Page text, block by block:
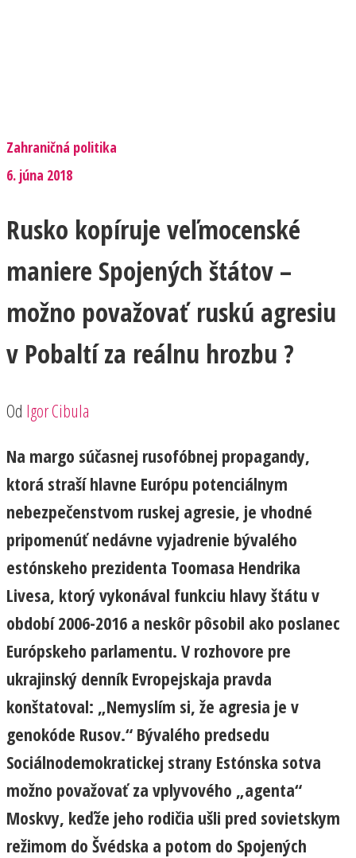
Zahraničná politika
6. júna 2018
Rusko kopíruje veľmocenské
maniere Spojených štátov –
možno považovať ruskú agresiu
v Pobaltí za reálnu hrozbu ?
Od Igor Cibula
Na margo súčasnej rusofóbnej propagandy,
ktorá straší hlavne Európu potenciálnym
nebezpečenstvom ruskej agresie, je vhodné
pripomenúť nedávne vyjadrenie bývalého
estónskeho prezidenta Toomasa Hendrika
Livesa, ktorý vykonával funkciu hlavy štátu v
období 2006-2016 a neskôr pôsobil ako poslanec
Európskeho parlamentu. V rozhovore pre
ukrajinský denník Evropejskaja pravda
konštatoval: „Nemyslím si, že agresia je v
genokóde Rusov.“ Bývalého predsedu
Sociálnodemokratickej strany Estónska sotva
možno považovať za vplyvového „agenta“
Moskvy, keďže jeho rodičia ušli pred sovietskym
režimom do Švédska a potom do Spojených